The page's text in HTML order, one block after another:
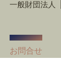
一般財団法人
​お問合せ